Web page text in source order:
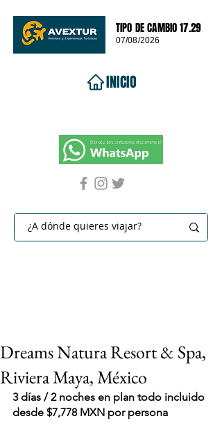
TIPO DE CAMBIO 17.29
07/08/2026
INICIO
Dreams Natura Resort & Spa,
Riviera Maya, México
3 días / 2 noches en plan todo incluido
desde $7,778 MXN por persona